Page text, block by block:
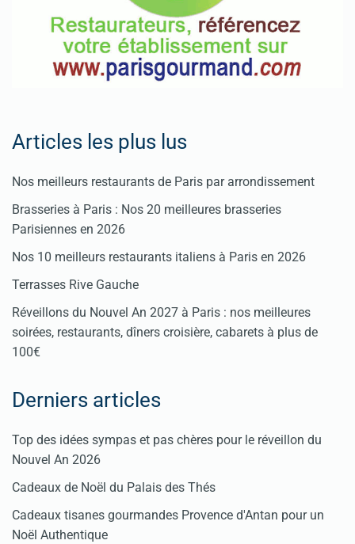
Articles les plus lus
Nos meilleurs restaurants de Paris par arrondissement
Brasseries à Paris : Nos 20 meilleures brasseries
Parisiennes en 2026
Nos 10 meilleurs restaurants italiens à Paris en 2026
Terrasses Rive Gauche
Réveillons du Nouvel An 2027 à Paris : nos meilleures
soirées, restaurants, dîners croisière, cabarets à plus de
100€
Derniers articles
Top des idées sympas et pas chères pour le réveillon du
Nouvel An 2026
Cadeaux de Noël du Palais des Thés
Cadeaux tisanes gourmandes Provence d'Antan pour un
Noël Authentique